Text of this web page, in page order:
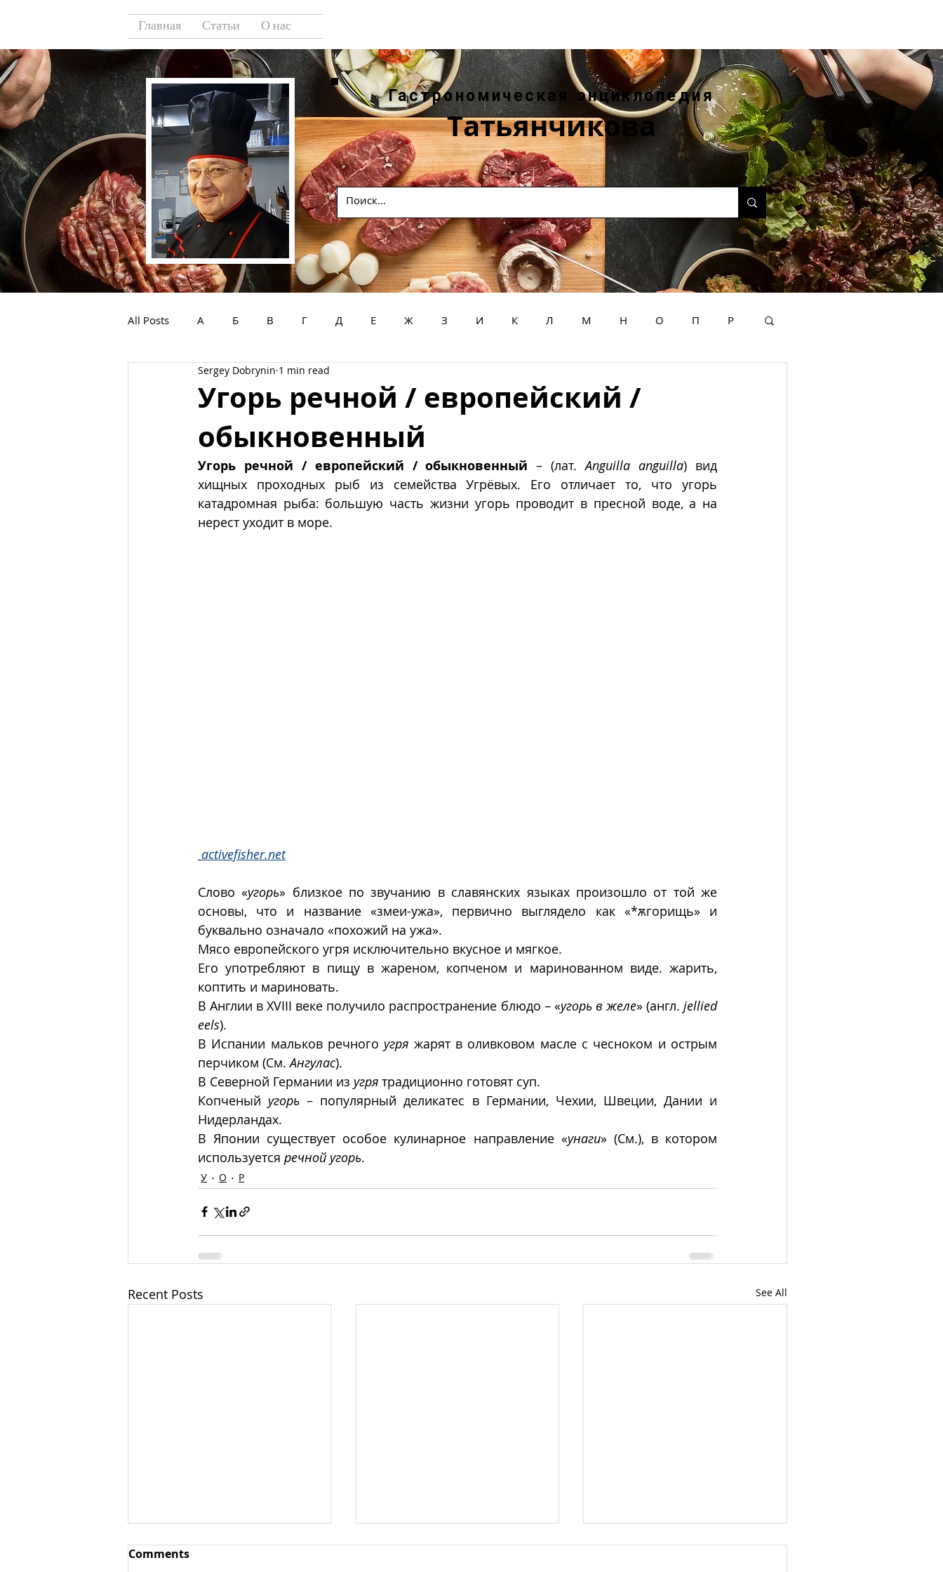
Главная Статьи О нас
Гастрономическая энциклопедия
Татьянчикова
All Posts А Б В Г Д Е Ж З И К Л М Н О П Р
У Ф Х
Угорь речной / европейский /
обыкновенный
Sergey Dobrynin 1 min read
Угорь речной / европейский / обыкновенный – (лат. Anguilla anguilla) вид
хищных проходных рыб из семейства Угрёвых. Его отличает то, что угорь
катадромная рыба: большую часть жизни угорь проводит в пресной воде, а на
нерест уходит в море.
activefisher.net
Слово «угорь» близкое по звучанию в славянских языках произошло от той же
основы, что и название «змеи-ужа», первично выглядело как «*ѫгорищь» и
буквально означало «похожий на ужа».
Мясо европейского угря исключительно вкусное и мягкое.
Его употребляют в пищу в жареном, копченом и маринованном виде. жарить,
коптить и мариновать.
В Англии в XVIII веке получило распространение блюдо – «угорь в желе» (англ. jellied
eels).
В Испании мальков речного угря жарят в оливковом масле с чесноком и острым
перчиком (См. Ангулас).
В Северной Германии из угря традиционно готовят суп.
Копченый угорь – популярный деликатес в Германии, Чехии, Швеции, Дании и
Нидерландах.
В Японии существует особое кулинарное направление «унаги» (См.), в котором
используется речной угорь.
У О Р
Recent Posts See All
Ароматические овощи /
Comments